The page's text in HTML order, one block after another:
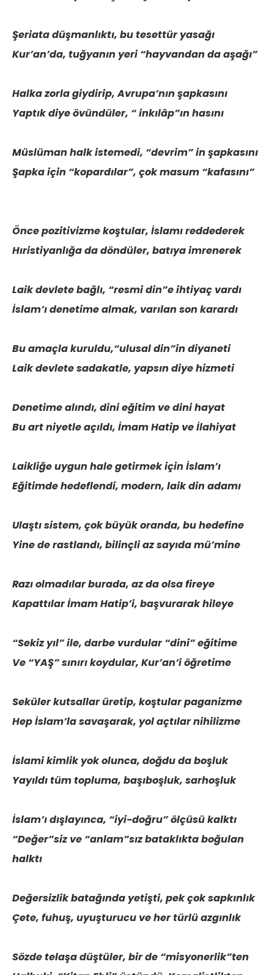
Şeriata düşmanlıktı, bu tesettür yasağı
Kur’an’da, tuğyanın yeri “hayvandan da aşağı”
Halka zorla giydirip, Avrupa’nın şapkasını
Yaptık diye övündüler, “ inkılâp”ın hasını
Müslüman halk istemedi, “devrim” in şapkasını
Şapka için “kopardılar”, çok masum “kafasını”
Önce pozitivizme koştular, İslamı reddederek
Hıristiyanlığa da döndüler, batıya imrenerek
Laik devlete bağlı, “resmi din”e ihtiyaç vardı
İslam’ı denetime almak, varılan son karardı
Bu amaçla kuruldu,“ulusal din”in diyaneti
Laik devlete sadakatle, yapsın diye hizmeti
Denetime alındı, dini eğitim ve dini hayat
Bu art niyetle açıldı, İmam Hatip ve İlahiyat
Laikliğe uygun hale getirmek için İslam’ı
Eğitimde hedeflendi, modern, laik din adamı
Ulaştı sistem, çok büyük oranda, bu hedefine
Yine de rastlandı, bilinçli az sayıda mü’mine
Razı olmadılar burada, az da olsa fireye
Kapattılar İmam Hatip’i, başvurarak hileye
“Sekiz yıl” ile, darbe vurdular “dini” eğitime
Ve “YAŞ” sınırı koydular, Kur’an’i öğretime
Seküler kutsallar üretip, koştular paganizme
Hep İslam’la savaşarak, yol açtılar nihilizme
İslami kimlik yok olunca, doğdu da boşluk
Yayıldı tüm topluma, başıboşluk, sarhoşluk
İslam’ı dışlayınca, “iyi-doğru” ölçüsü kalktı
“Değer”siz ve “anlam”sız bataklıkta boğulan
halktı
Değersizlik batağında yetişti, pek çok sapkınlık
Çete, fuhuş, uyuşturucu ve her türlü azgınlık
Sözde telaşa düştüler, bir de “misyonerlik”ten